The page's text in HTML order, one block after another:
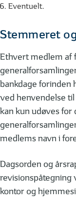
Eventuelt.
Stemmeret
Ethvert medlem af
bankdage forinden
ved henvendelse
kan kun udøves for
medlems navn i
Dagsorden og
kontor og